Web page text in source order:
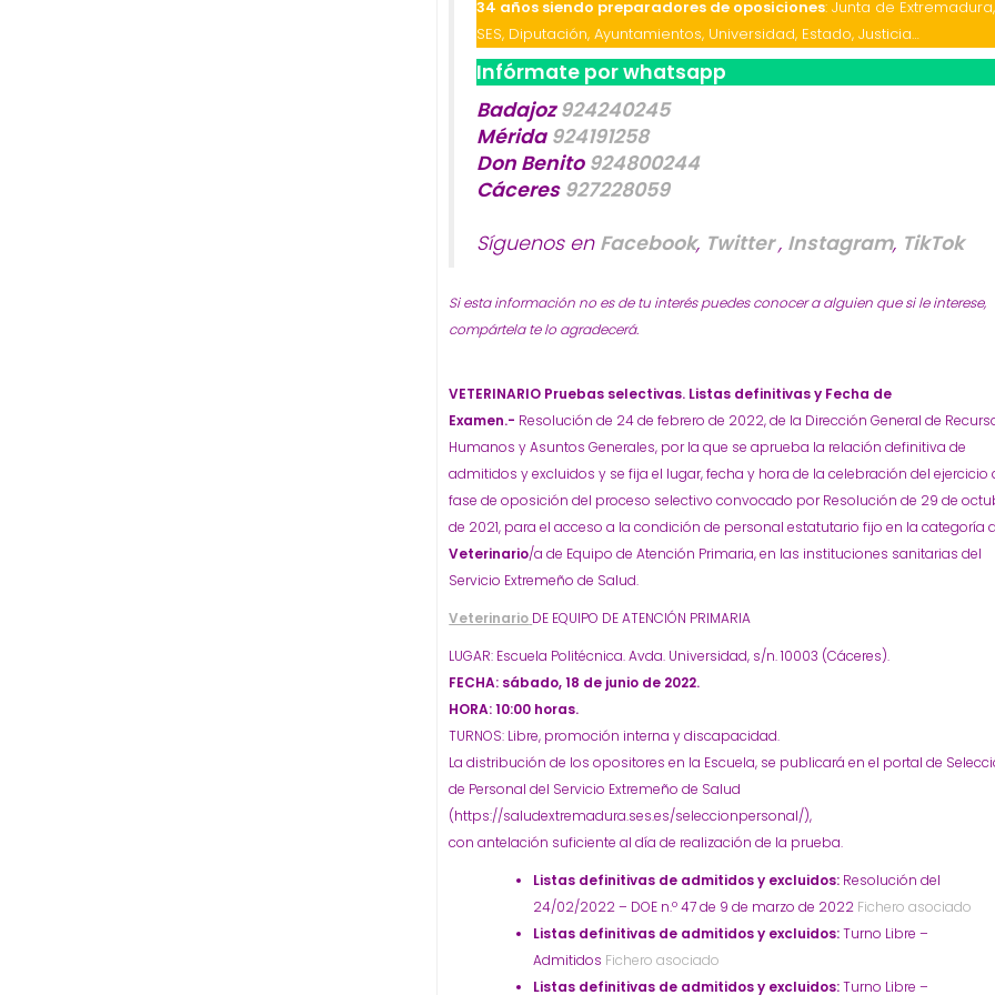
34 años siendo preparadores de oposiciones: Junta de Extremadura,
SES, Diputación, Ayuntamientos, Universidad, Estado, Justicia…
Infórmate por whatsapp
Badajoz924240245
Mérida 924191258
Don Benito 924800244
Cáceres 927228059
Síguenos en Facebook, Twitter, Instagram, TikTok
Si esta información no es de tu interés puedes conocer a alguien que si le interese,
compártela te lo agradecerá.
VETERINARIO Pruebas selectivas. Listas definitivas y Fecha de
Examen.- Resolución de 24 de febrero de 2022, de la Dirección General de
Humanos y Asuntos Generales, por la que se aprueba la relación definitiva de
admitidos y excluidos y se fija el lugar, fecha y hora de la celebración del ejercicio
fase de oposición del proceso selectivo convocado por Resolución de 29 de
de 2021, para el acceso a la condición de personal estatutario fijo en la categoría
Veterinario/a de Equipo de Atención Primaria, en las instituciones sanitarias del
Servicio Extremeño de Salud.
Veterinario DE EQUIPO DE ATENCIÓN PRIMARIA
LUGAR: Escuela Politécnica. Avda. Universidad, s/n. 10003 (Cáceres).
FECHA: sábado, 18 de junio de 2022.
HORA: 10:00 horas.
TURNOS: Libre, promoción interna y discapacidad.
La distribución de los opositores en la Escuela, se publicará en el portal de
de Personal del Servicio Extremeño de Salud
(https://saludextremadura.ses.es/seleccionpersonal/),
con antelación suficiente al día de realización de la prueba.
Listas definitivas de admitidos y excluidos: Resolución del
24/02/2022 – DOE n.º 47 de 9 de marzo de 2022 Fichero asociado
Listas definitivas de admitidos y excluidos:Turno Libre –
Admitidos Fichero asociado
Listas definitivas de admitidos y excluidos:Turno Libre –